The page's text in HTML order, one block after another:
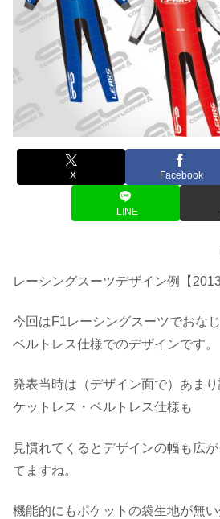
X Facebook
LINE
レーシングスーツデザイン例【
今回はF1レーシングスーツでおな
ベルトレス仕様でのデザインです。
発表当時は（デザイン面で）あま
ケットレス・ベルトレス仕様も
見慣れてくるとデザインの幅も広
てますね。
機能的にもポケットの袋生地が無